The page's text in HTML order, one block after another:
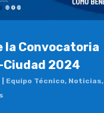
la Convocatoria
2024
Equipo Técnico, Noticias,